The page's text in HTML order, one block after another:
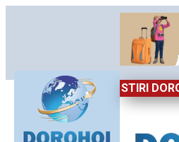
STIRI
„Grigore Ghica” Dorohoi -